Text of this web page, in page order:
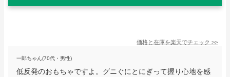
価格と在庫を楽天でチェック >>
一郎ちゃん(70代・男性)
低反発のおもちゃですよ。グニぐにとにぎって握り心地を感